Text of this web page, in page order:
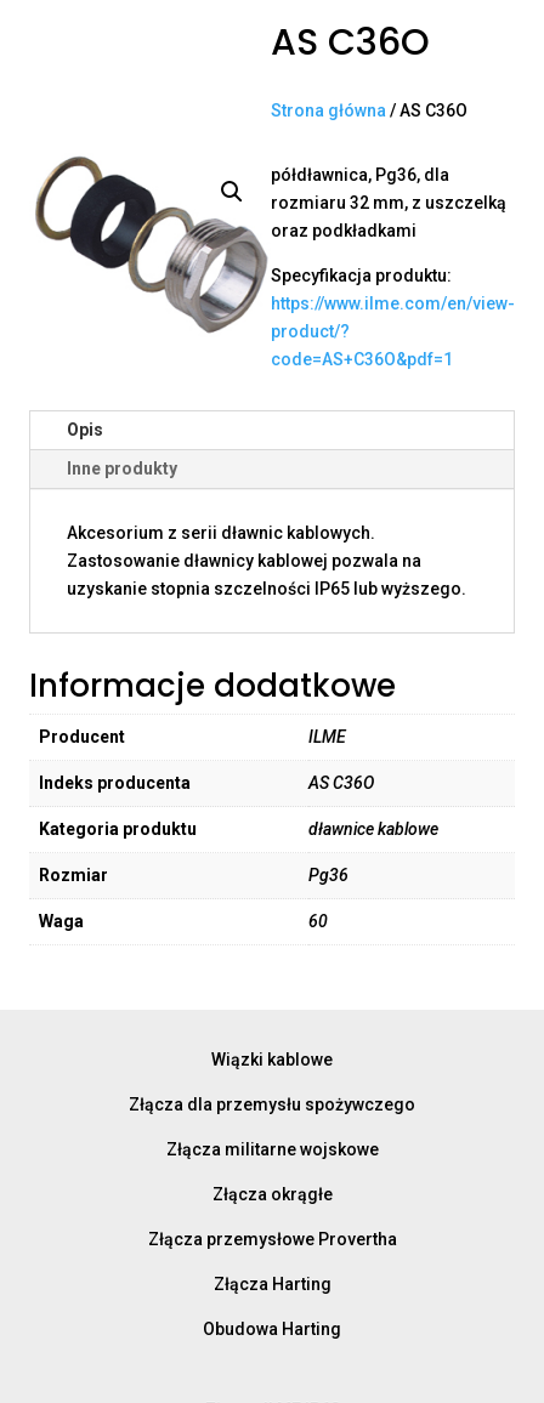
AS C36O
Strona główna / AS C36O
półdławnica, Pg36, dla
rozmiaru 32 mm, z uszczelką
oraz podkładkami
Specyfikacja produktu:
https://www.ilme.com/en/view-
product/?
code=AS+C36O&pdf=1
Opis
Inne produkty
Akcesorium z serii dławnic kablowych.
Zastosowanie dławnicy kablowej pozwala na
uzyskanie stopnia szczelności IP65 lub wyższego.
Informacje dodatkowe
Producent ILME
Indeks producenta AS C36O
Kategoria produktu dławnice kablowe
Rozmiar Pg36
Waga 60
Wiązki kablowe
Złącza dla przemysłu spożywczego
Złącza militarne wojskowe
Złącza okrągłe
Złącza przemysłowe Provertha
Złącza Harting
Obudowa Harting